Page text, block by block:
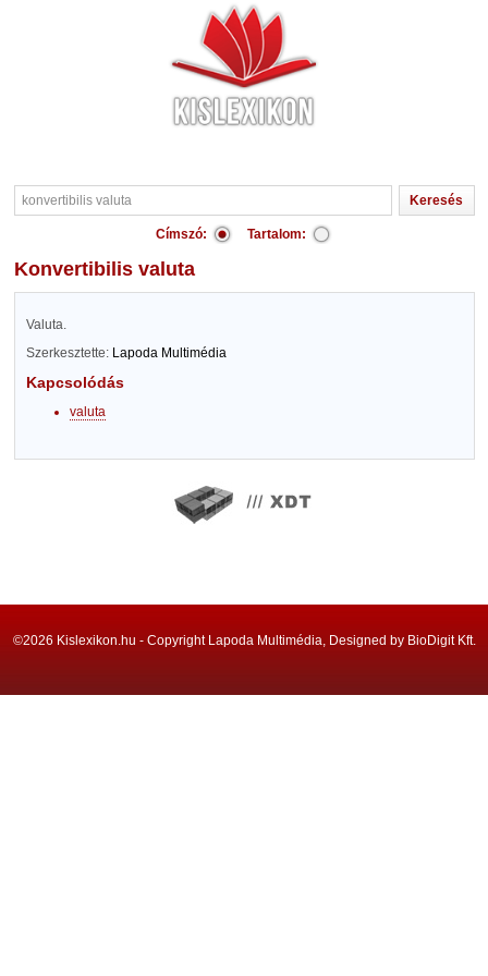
Címszó: Tartalom:
konvertibilis valuta
Valuta.
Szerkesztette: Lapoda Multimédia
Kapcsolódás
valuta
©2026 Kislexikon.hu - Copyright Lapoda Multimédia, Designed by BioDigit Kft.